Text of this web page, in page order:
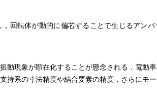
回転体が動的に偏芯することで生じるアン
動現象が顕在化することが懸念される．電動
持系の寸法精度や結合要素の精度，さらにモ